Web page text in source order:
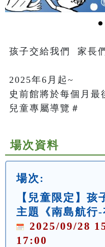
孩子交給我們  家長
2025年6月起~
史前館將於每個月最
兒童專屬導覽＃
場次資料
場次:
【兒童限定】
主題《南島航行-
2025/09/28
17:00